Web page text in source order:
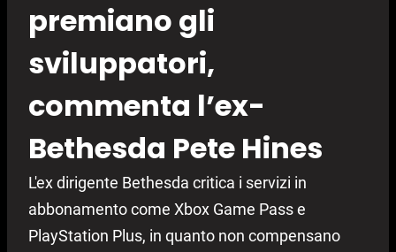
premiano gli
sviluppatori,
commenta l’ex-
Bethesda Pete Hines
L'ex dirigente Bethesda critica i servizi in
abbonamento come Xbox Game Pass e
PlayStation Plus, in quanto non compensano